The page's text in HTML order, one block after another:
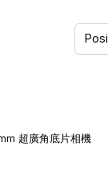
超廣角底片相機